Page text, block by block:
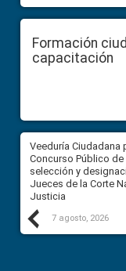
Formación
capacitación
Previous
Veeduría Ciudadana
Concurso Público
selección y
Jueces de la Corte
Justicia
7 agosto, 2026